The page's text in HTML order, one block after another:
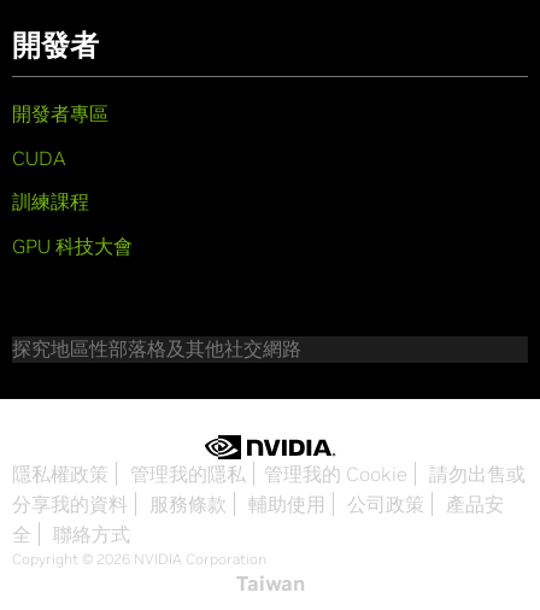
開發者
開發者專區
CUDA
訓練課程
GPU 科技大會
探究地區性部落格及其他社交網路
隱私權政策 管理我的隱私 管理我的 Cookie
請勿出售或
分享我的資料
服務條款 輔助使用 公司政策
產品安
全
聯絡方式
Copyright © 2026 NVIDIA Corporation
Taiwan